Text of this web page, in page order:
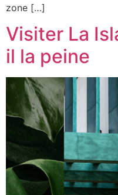
zone […]
Visiter La
il la peine